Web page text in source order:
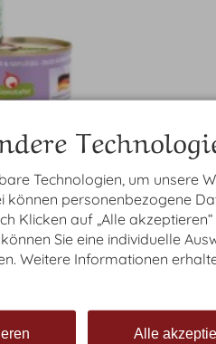
Technologien, um unsere
personenbezogene
Klicken auf „Alle
Sie eine individuelle
Weitere Informationen
Alle